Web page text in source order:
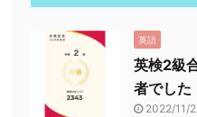
英語
英検2級
者でした
2022/11/